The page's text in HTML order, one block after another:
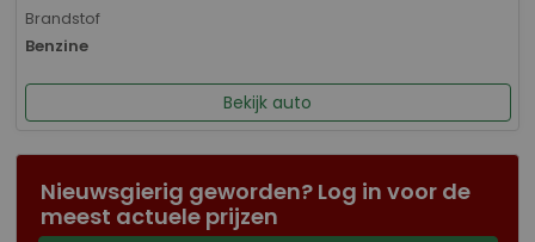
Brandstof
Benzine
Bekijk auto
Nieuwsgierig geworden? Log in voor de
meest actuele prijzen